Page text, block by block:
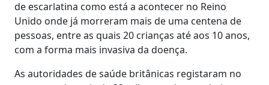
de escarlatina como está a acontecer no Reino
Unido onde já morreram mais de uma centena de
pessoas, entre as quais 20 crianças até aos 10 anos,
com a forma mais invasiva da doença.
As autoridades de saúde britânicas registaram no